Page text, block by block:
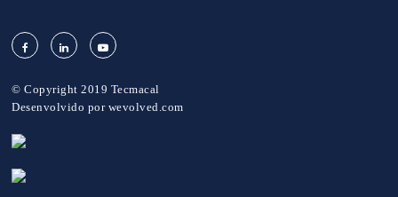
© Copyright 2019 Tecmacal
Desenvolvido por wevolved.com